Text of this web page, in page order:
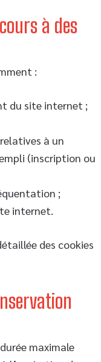
à des
:
du site internet ;
à un
(inscription ou
;
internet.
des cookies
maximale